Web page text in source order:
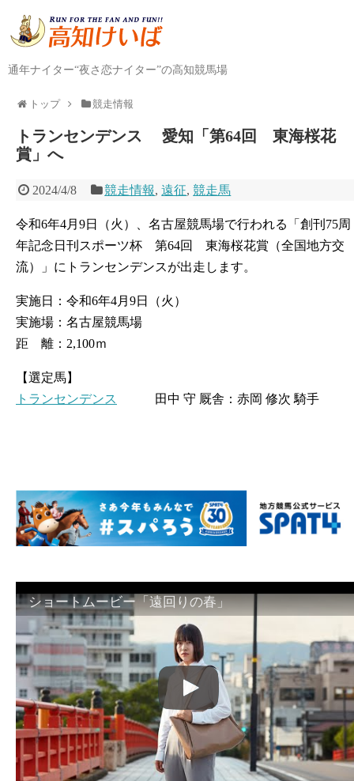
通年ナイター“夜さ恋ナイター”の高知競馬場
トップ 競走情報
トランセンデンス 愛知「第64回 東海桜花
賞」へ
2024/4/8 競走情報,遠征,競走馬
令和6年4月9日（火）、名古屋競馬場で行われる「創刊75周
年記念日刊スポーツ杯 第64回 東海桜花賞（全国地方交
流）」にトランセンデンスが出走します。
実施日：令和6年4月9日（火）
実施場：名古屋競馬場
距 離：2,100ｍ
【選定馬】
トランセンデンス
田中 守 厩舎：赤岡 修次 騎手
ショートムービー「遠回りの春」